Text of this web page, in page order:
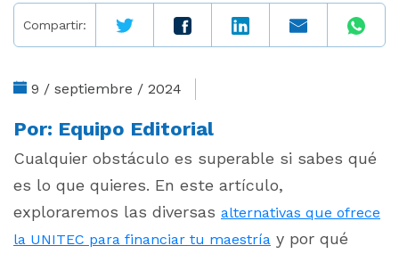
Compartir:
9 / septiembre / 2024
Por: Equipo Editorial
Cualquier obstáculo es superable si sabes qué
es lo que quieres. En este artículo,
exploraremos las diversas alternativas que ofrece
la UNITEC para financiar tu maestría y por qué